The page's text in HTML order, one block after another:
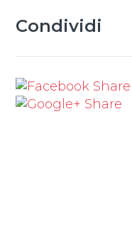
Condividi